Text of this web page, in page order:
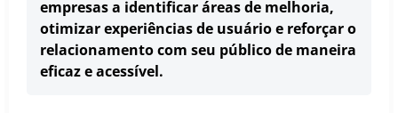
empresas a identificar áreas de melhoria,
otimizar experiências de usuário e reforçar o
relacionamento com seu público de maneira
eficaz e acessível.